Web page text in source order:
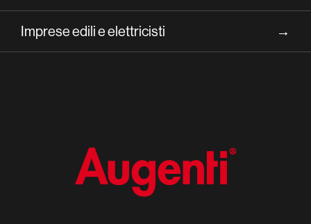
Imprese edili e elettricisti →